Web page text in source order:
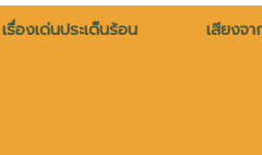
เรื่องเด่นประเด็นร้อน เสียงจ